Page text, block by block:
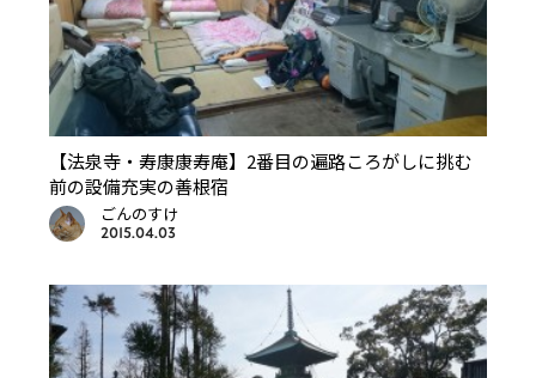
【法泉寺・寿康康寿庵】2番目の遍路ころがしに挑む
前の設備充実の善根宿
ごんのすけ
2015.04.03